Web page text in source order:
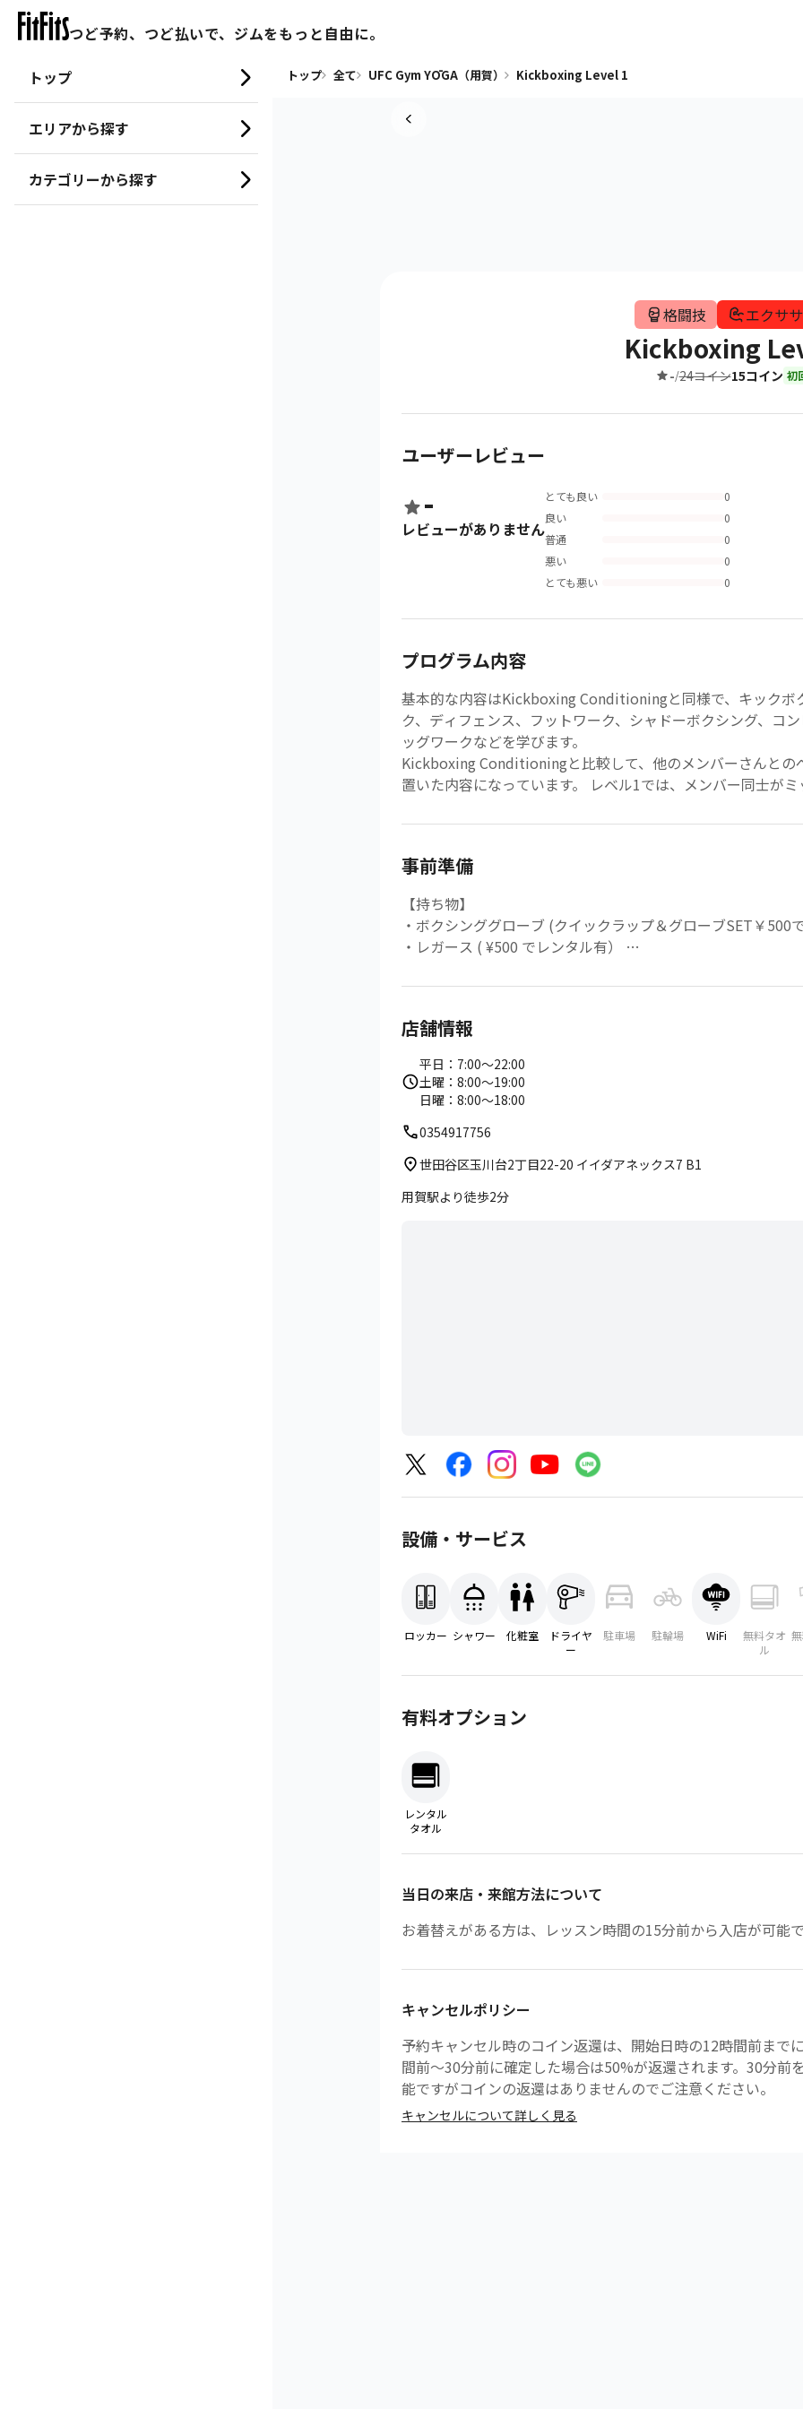
つど予約、つど払いで、ジムをもっと自由に。
トップ
エリアから探す
カテゴリーから探す
トップ 全て UFC Gym YŌGA（用賀） Kickboxing Level 1
格闘技 エクサ
Kickboxing
-/24コイン15コイン 初
ユーザーレビュー
-
レビューがありません
とても良い
0
良い
0
普通
0
悪い
0
とても悪い
0
プログラム内容
基本的な内容はKickboxing Conditioningと同様で、キックボ
ク、ディフェンス、フットワーク、シャドーボクシング、コ
ッグワークなどを学びます。
Kickboxing Conditioningと比較して、他のメンバーさんとの
置いた内容になっています。 レベル1では、メンバー同士がミットを持つことを学ぶこともあります。
事前準備
【持ち物】
・ボクシンググローブ (クイックラップ＆グローブSET￥500
・レガース ( ¥500 でレンタル有）
・飲み物
店舗情報
平日：7:00～22:00
土曜：8:00～19:00
日曜：8:00～18:00
0354917756
世田谷区玉川台2丁目22-20 イイダアネックス7 B1
用賀駅より徒歩2分
設備・サービス
ロッカー シャワー 化粧室
ドライヤ
ー
駐車場 駐輪場 WiFi
無料タオ
ル
有料オプション
レンタル
タオル
当日の来店・来館方法について
お着替えがある方は、レッスン時間の15分前から入店が可能で
キャンセルポリシー
予約キャンセル時のコイン返還は、開始日時の12時間前まで
間前〜30分前に確定した場合は50%が返還されます。30分前
能ですがコインの返還はありませんのでご注意ください。
キャンセルについて詳しく見る